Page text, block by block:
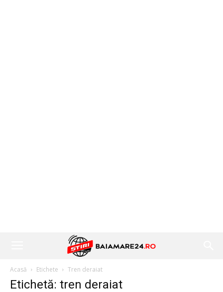
Acasă Etichete Tren deraiat
Etichetă: tren deraiat